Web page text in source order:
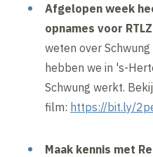
Afgelopen week
opnames voor
weten over
hebben we in 's-
Schwung werkt.
film: https://bit.ly/
Maak kennis met